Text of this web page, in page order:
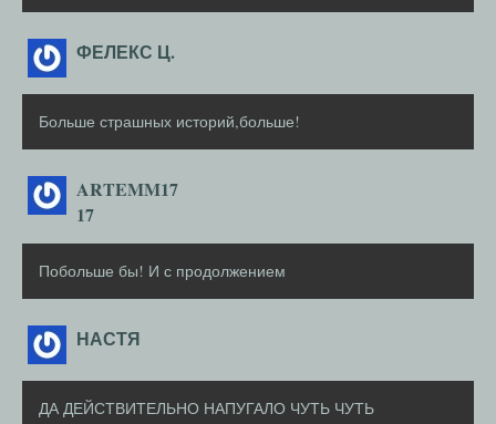
ФЕЛЕКС Ц.
Больше страшных историй,больше!
ARTEMM17
17
Побольше бы! И с продолжением
НАСТЯ
ДА ДЕЙСТВИТЕЛЬНО НАПУГАЛО ЧУТЬ ЧУТЬ